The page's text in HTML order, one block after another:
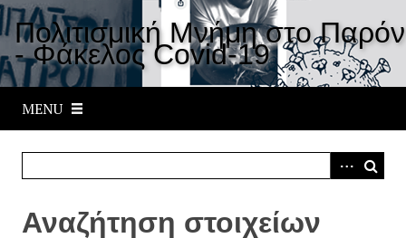
S
k
i
p
Πολιτισμική Μνήμη στο Παρόν
- Φάκελος Covid-19
MENU
Αναζήτηση στοιχείων